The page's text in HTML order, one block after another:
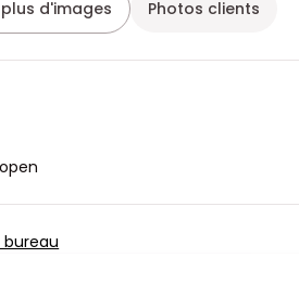
d'images Photos clients